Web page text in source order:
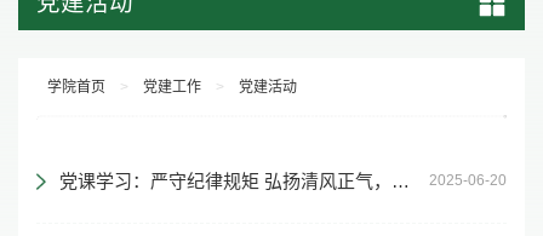
学院首页 > 党建工作 > 党建活动
党课学习：严守纪律规矩 弘扬清风正气，中央八项规定精神解读 2025-06-20